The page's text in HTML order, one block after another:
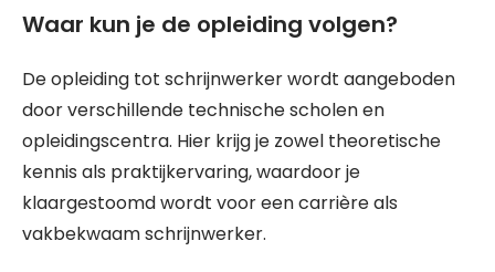
Waar kun je de opleiding volgen?
De opleiding tot schrijnwerker wordt aangeboden
door verschillende technische scholen en
opleidingscentra. Hier krijg je zowel theoretische
kennis als praktijkervaring, waardoor je
klaargestoomd wordt voor een carrière als
vakbekwaam schrijnwerker.